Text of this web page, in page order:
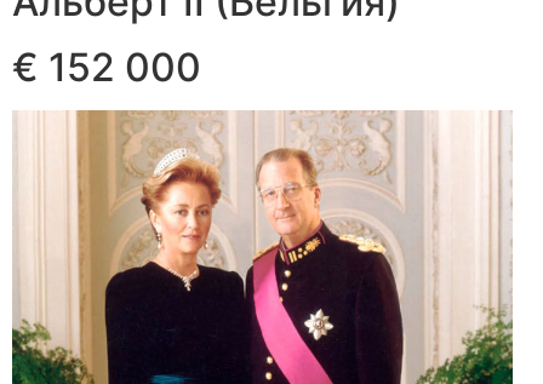
€ 152 000